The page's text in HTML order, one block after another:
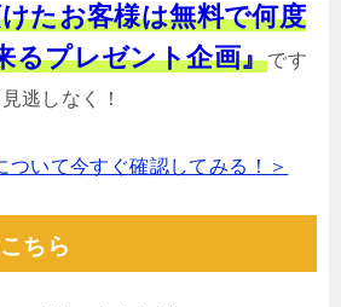
たお客様は無料で何度
るプレゼント企画』です
逃しなく！
ついて今すぐ確認してみる！＞
ちら